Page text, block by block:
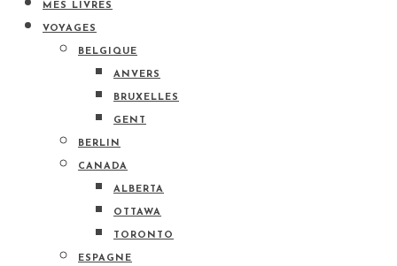
MES LIVRES
VOYAGES
BELGIQUE
ANVERS
BRUXELLES
GENT
BERLIN
CANADA
ALBERTA
OTTAWA
TORONTO
ESPAGNE